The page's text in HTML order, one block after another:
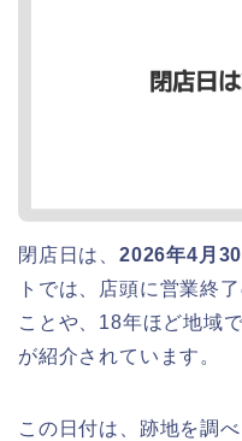
閉店日は、 2026年4月
トでは、店頭に営業終
ことや、18年ほど地域
が紹介されています。
この日付は、跡地を調